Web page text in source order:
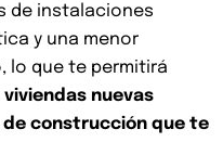
de instalaciones
y una menor
lo que te permitirá
viviendas nuevas
construcción que te